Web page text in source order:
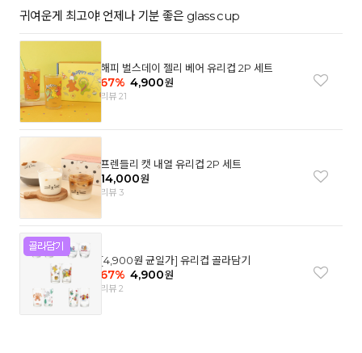
귀여운게 최고야! 언제나 기분 좋은 glass cup
해피 벌스데이 젤리 베어 유리컵 2P 세트
67% 4,900원
리뷰 21
프렌들리 캣 내열 유리컵 2P 세트
14,000원
리뷰 3
[4,900원 균일가] 유리컵 골라담기
67% 4,900원
리뷰 2